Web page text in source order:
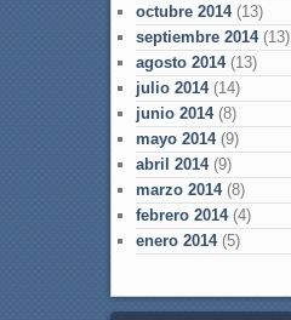
octubre 2014(13)
septiembre 2014(13)
agosto 2014(13)
julio 2014(14)
junio 2014(8)
mayo 2014(9)
abril 2014(9)
marzo 2014(8)
febrero 2014(4)
enero 2014(5)